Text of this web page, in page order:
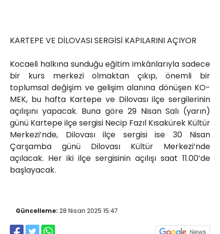
KARTEPE VE DİLOVASI SERGİSİ KAPILARINI AÇIYOR
Kocaeli halkına sunduğu eğitim imkânlarıyla sadece
bir kurs merkezi olmaktan çıkıp, önemli bir
toplumsal değişim ve gelişim alanına dönüşen KO-
MEK, bu hafta Kartepe ve Dilovası ilçe sergilerinin
açılışını yapacak. Buna göre 29 Nisan Salı (yarın)
günü Kartepe ilçe sergisi Necip Fazıl Kısakürek Kültür
Merkezi’nde, Dilovası ilçe sergisi ise 30 Nisan
Çarşamba günü Dilovası Kültür Merkezi’nde
açılacak. Her iki ilçe sergisinin açılışı saat 11.00’de
başlayacak.
Güncelleme: 28 Nisan 2025 15:47